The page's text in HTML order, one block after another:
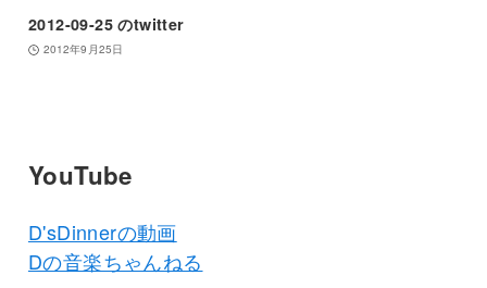
2012-09-25 のtwitter
2012年9月25日
YouTube
D'sDinnerの動画
Dの音楽ちゃんねる